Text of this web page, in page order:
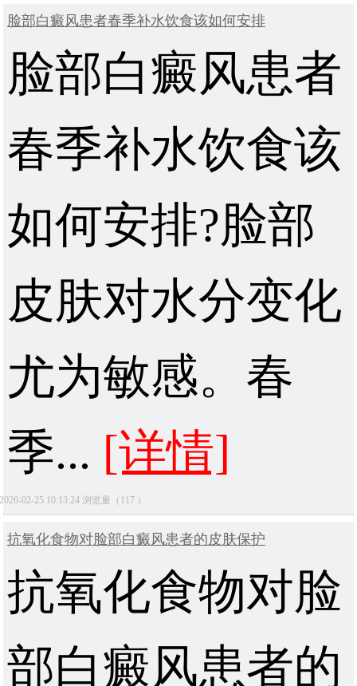
脸部白癜风患者春季补水饮食该如何安排
脸部白癜风患者
春季补水饮食该
如何安排?脸部
皮肤对水分变化
尤为敏感。春
季... [详情]
02-25 10:13:24 浏览量（117 ）
抗氧化食物对脸部白癜风患者的皮肤保护
抗氧化食物对脸
部白癜风患者的